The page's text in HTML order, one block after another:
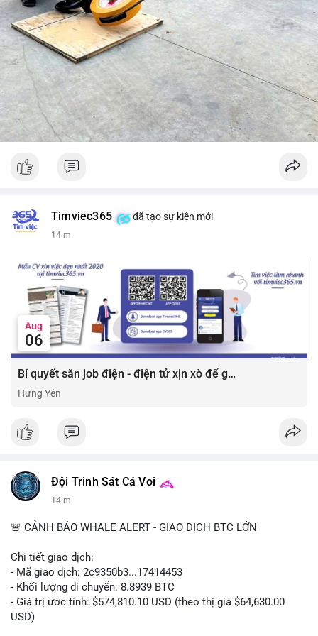
Timviec365 đã tạo sự kiện mới
14 m
Aug
06
Bí quyết săn job điện - điện tử xịn xò để gia tăng thu nhập ⚡
Hưng Yên
Đội Trinh Sát Cá Voi
14 m
🚨 CẢNH BÁO WHALE ALERT - GIAO DỊCH BTC LỚN
Chi tiết giao dịch:
- Mã giao dịch: 2c9350b3...17414453
- Khối lượng di chuyển: 8.8939 BTC
- Giá trị ước tính: $574,810.10 USD (theo thị giá $64,630.00
USD)